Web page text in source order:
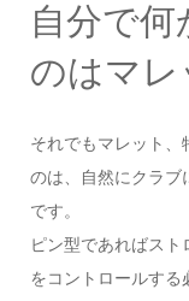
自分で
のはマレ
それでもマレット、
のは、自然にクラブ
です。
ピン型であればス
をコントロールする